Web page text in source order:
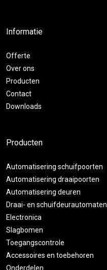
Informatie
Offerte
Over ons
Producten
Contact
Downloads
Producten
Automatisering schuifpoorten
Automatisering draaipoorten
Automatisering deuren
Draai- en schuifdeurautomaten
Electronica
Slagbomen
Toegangscontrole
Accessoires en toebehoren
Onderdelen